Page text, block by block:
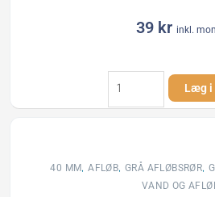
39 kr inkl.
Rør
PP
40-
afløbsrør
Læg i
40 MM,AFLØB, GRÅ AFLØBSRØR,
VAND OG